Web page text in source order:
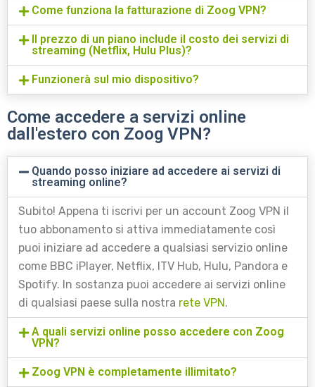
Come funziona la fatturazione di Zoog VPN?
Il prezzo di un piano include il costo dei servizi di
streaming (Netflix, Hulu Plus)?
Funzionerà sul mio dispositivo?
Come accedere a servizi online
dall'estero con Zoog VPN?
Quando posso iniziare ad accedere ai servizi di
streaming online?
Subito! Appena ti iscrivi per un account Zoog VPN il
tuo abbonamento si attiva immediatamente così
puoi iniziare ad accedere a qualsiasi servizio online
come BBC iPlayer, Netflix, ITV Hub, Hulu, Pandora e
Spotify. In sostanza puoi accedere ai servizi online
di qualsiasi paese sulla nostra rete VPN.
A quali servizi online posso accedere con Zoog
VPN?
Zoog VPN è completamente illimitato?